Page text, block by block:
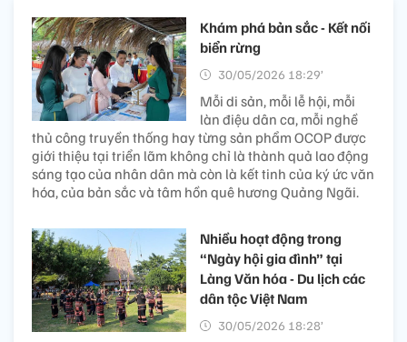
Khám phá bản sắc - Kết nối
biển rừng
30/05/2026 18:29’
Mỗi di sản, mỗi lễ hội, mỗi
làn điệu dân ca, mỗi nghề
thủ công truyền thống hay từng sản phẩm OCOP được
giới thiệu tại triển lãm không chỉ là thành quả lao động
sáng tạo của nhân dân mà còn là kết tinh của ký ức văn
hóa, của bản sắc và tâm hồn quê hương Quảng Ngãi.
Nhiều hoạt động trong
“Ngày hội gia đình” tại
Làng Văn hóa - Du lịch các
dân tộc Việt Nam
30/05/2026 18:28’